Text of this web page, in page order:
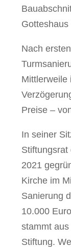
Nach
Mittlerweile
Preise –
In seiner
2021
Kirche im
Sanierung
10.000
stammt
Stiftung.